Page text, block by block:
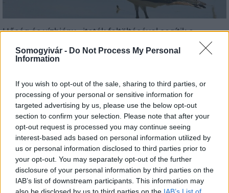
Somogyivár - Do Not Process My Personal
Information
If you wish to opt-out of the sale, sharing to third parties, or
processing of your personal or sensitive information for
targeted advertising by us, please use the below opt-out
section to confirm your selection. Please note that after your
opt-out request is processed you may continue seeing
interest-based ads based on personal information utilized by
us or personal information disclosed to third parties prior to
your opt-out. You may separately opt-out of the further
disclosure of your personal information by third parties on the
IAB’s list of downstream participants. This information may
Hőség és vízhiány - itatók feltöltésével segítik a
Helyi hírek
Amire többmillióan vártunk: szombattól másodfokúra